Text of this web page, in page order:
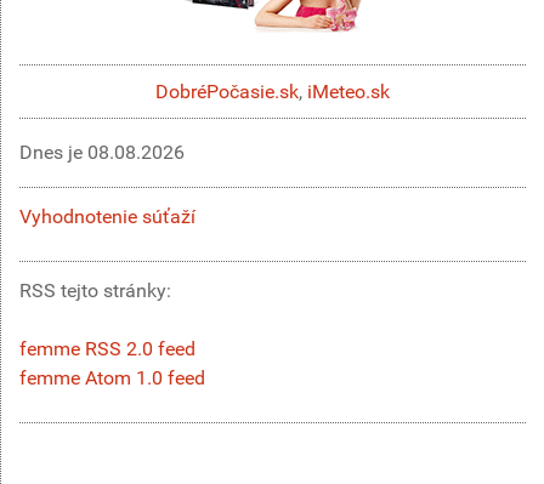
DobréPočasie.sk, iMeteo.sk
Dnes je 08.08.2026
Vyhodnotenie súťaží
RSS tejto stránky:
femme RSS 2.0 feed
femme Atom 1.0 feed